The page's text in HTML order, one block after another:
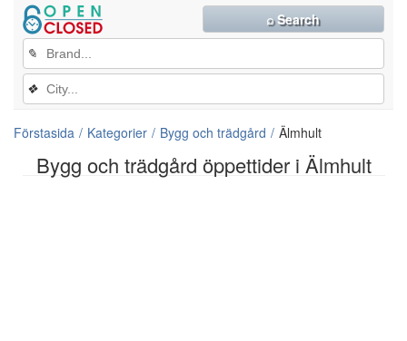
Bygg och trädgård öppettider i Älmhult
✎
❖
⌕ Search
Förstasida Kategorier Bygg och trädgård Älmhult